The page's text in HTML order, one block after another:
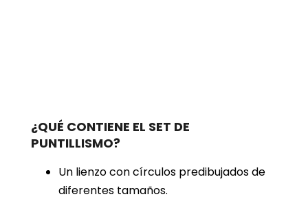
¿QUÉ CONTIENE EL SET DE
PUNTILLISMO?
Un lienzo con círculos predibujados de
diferentes tamaños.